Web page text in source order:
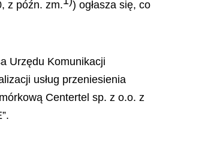
z późn. zm.
) ogłasza się, co
Urzędu Komunikacji
usług przeniesienia
Centertel sp. z o.o. z